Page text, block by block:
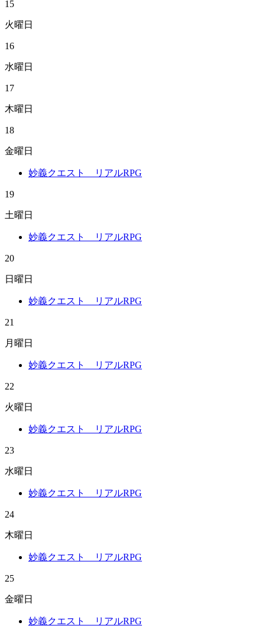
15
火曜日
16
水曜日
17
木曜日
18
金曜日
妙義クエスト リアルRPG
19
土曜日
妙義クエスト リアルRPG
20
日曜日
妙義クエスト リアルRPG
21
月曜日
妙義クエスト リアルRPG
22
火曜日
妙義クエスト リアルRPG
23
水曜日
妙義クエスト リアルRPG
24
木曜日
妙義クエスト リアルRPG
25
金曜日
妙義クエスト リアルRPG